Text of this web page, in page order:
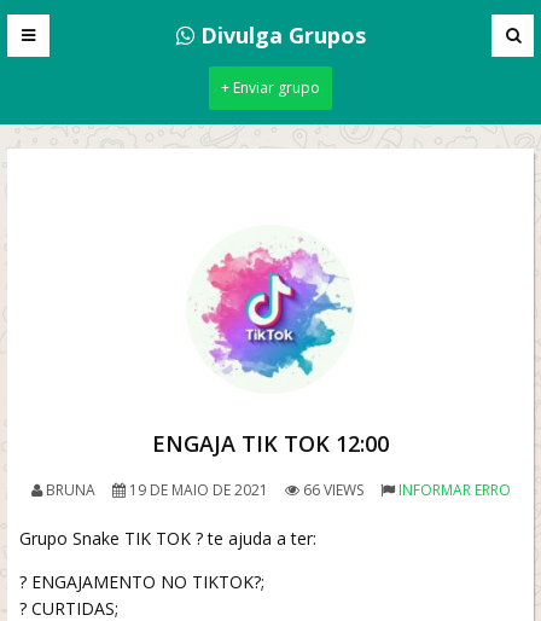
Divulga Grupos
+ Enviar grupo
ENGAJA TIK TOK 12:00
BRUNA 19 DE MAIO DE 2021 66 VIEWS INFORMAR ERRO
Grupo Snake TIK TOK ? te ajuda a ter:
? ENGAJAMENTO NO TIKTOK?;
? CURTIDAS;